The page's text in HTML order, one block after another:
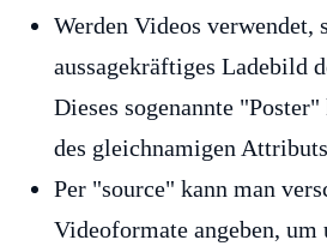
Werden Videos verwendet,
aussagekräftiges Ladebild
Dieses sogenannte
des gleichnamigen
Per "source" kann man
Videoformate angeben,